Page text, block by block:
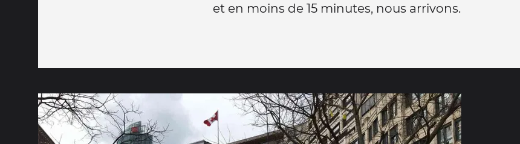
et en moins de 15 minutes, nous arrivons.